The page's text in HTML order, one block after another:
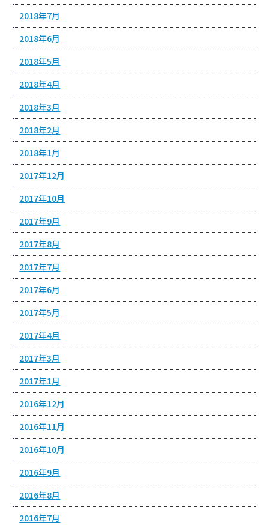
2018年7月
2018年6月
2018年5月
2018年4月
2018年3月
2018年2月
2018年1月
2017年12月
2017年10月
2017年9月
2017年8月
2017年7月
2017年6月
2017年5月
2017年4月
2017年3月
2017年1月
2016年12月
2016年11月
2016年10月
2016年9月
2016年8月
2016年7月